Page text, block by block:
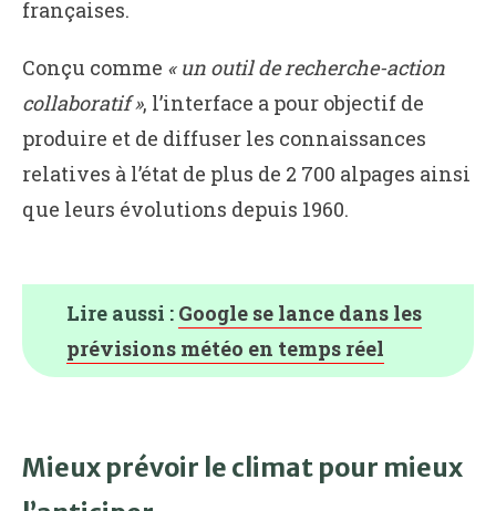
françaises.
Conçu comme « un outil de recherche-action
collaboratif », l’interface a pour objectif de
produire et de diffuser les connaissances
relatives à l’état de plus de 2 700 alpages ainsi
que leurs évolutions depuis 1960.
Lire aussi : Google se lance dans les
prévisions météo en temps réel
Mieux prévoir le climat pour mieux